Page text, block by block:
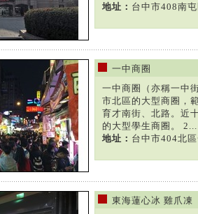
地址： 台中市408南
一中商圈
一中商圈（亦稱一中
市北區的大型商圈，
育才南街、北路。近
的大型學生商圈。 2...
地址： 台中市404北
東海蓮心冰 雞爪凍